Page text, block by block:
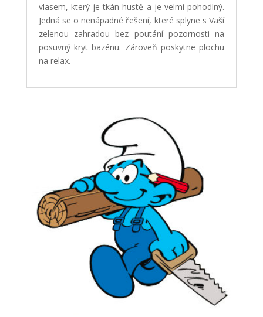
vlasem, který je tkán hustě a je velmi pohodlný.
Jedná se o nenápadné řešení, které splyne s Vaší
zelenou zahradou bez poutání pozornosti na
posuvný kryt bazénu. Zároveň poskytne plochu
na relax.